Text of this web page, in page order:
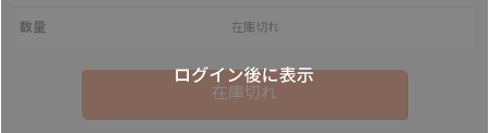
数量 在庫切れ
在庫切れ